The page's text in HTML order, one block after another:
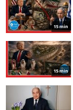
15 min
15 min